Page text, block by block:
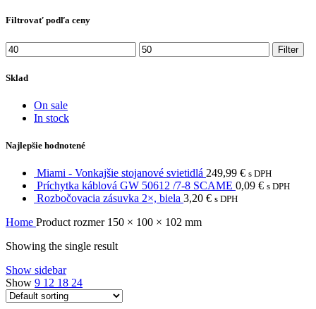
Filtrovať podľa ceny
Min
price
Max
price
Filter
Sklad
On sale
In stock
Najlepšie hodnotené
Miami - Vonkajšie stojanové svietidlá 249,99 € s DPH
Príchytka káblová GW 50612 /7-8 SCAME 0,09 € s DPH
Rozbočovacia zásuvka 2×, biela 3,20 € s DPH
Home Product rozmer 150 × 100 × 102 mm
Showing the single result
Show sidebar
Show 9 12 18 24